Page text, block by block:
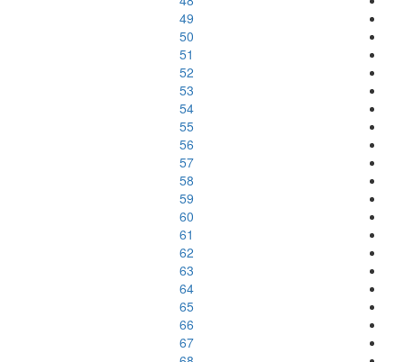
49
50
51
52
53
54
55
56
57
58
59
60
61
62
63
64
65
66
67